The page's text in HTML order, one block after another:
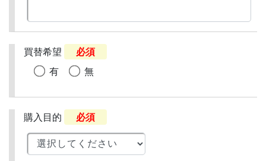
買替希望
必須
有
無
購入目的 必須